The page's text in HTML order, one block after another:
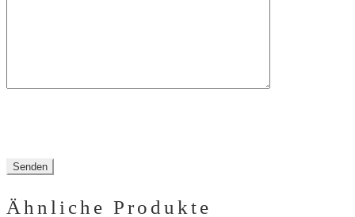
Ähnliche Produkte